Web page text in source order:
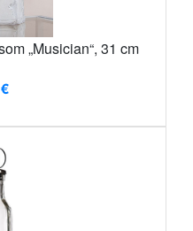
„Musician“, 31 cm